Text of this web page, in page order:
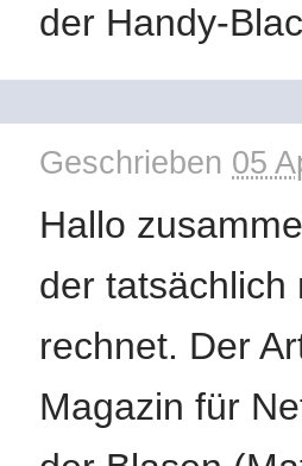
der Handy-
Geschrieben 05
Hallo
der tatsächlich
rechnet. Der
Magazin für